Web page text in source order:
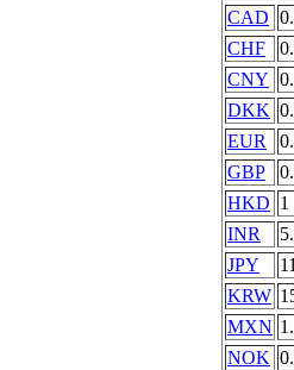
CAD
CHF
CNY
DKK
EUR
GBP
HKD 1
INR
JPY
KRW
MXN
NOK